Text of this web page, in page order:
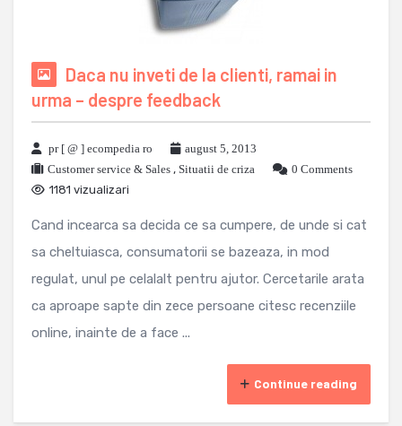
Daca nu inveti de la clienti, ramai in
urma – despre feedback
pr [ @ ] ecompedia ro
august 5, 2013
Customer service & Sales , Situatii de criza
0 Comments
1181 vizualizari
Cand incearca sa decida ce sa cumpere, de unde si cat
sa cheltuiasca, consumatorii se bazeaza, in mod
regulat, unul pe celalalt pentru ajutor. Cercetarile arata
ca aproape sapte din zece persoane citesc recenziile
online, inainte de a face ...
Continue reading